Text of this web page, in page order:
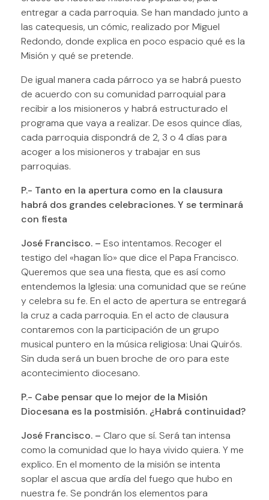
entregar a cada parroquia. Se han mandado junto a
las catequesis, un cómic, realizado por Miguel
Redondo, donde explica en poco espacio qué es la
Misión y qué se pretende.
De igual manera cada párroco ya se habrá puesto
de acuerdo con su comunidad parroquial para
recibir a los misioneros y habrá estructurado el
programa que vaya a realizar. De esos quince días,
cada parroquia dispondrá de 2, 3 o 4 días para
acoger a los misioneros y trabajar en sus
parroquias.
P.- Tanto en la apertura como en la clausura
habrá dos grandes celebraciones. Y se terminará
con fiesta
José Francisco. – Eso intentamos. Recoger el
testigo del «hagan lío» que dice el Papa Francisco.
Queremos que sea una fiesta, que es así como
entendemos la Iglesia: una comunidad que se reúne
y celebra su fe. En el acto de apertura se entregará
la cruz a cada parroquia. En el acto de clausura
contaremos con la participación de un grupo
musical puntero en la música religiosa: Unai Quirós.
Sin duda será un buen broche de oro para este
acontecimiento diocesano.
P.- Cabe pensar que lo mejor de la Misión
Diocesana es la postmisión. ¿Habrá continuidad?
José Francisco. – Claro que sí. Será tan intensa
como la comunidad que lo haya vivido quiera. Y me
explico. En el momento de la misión se intenta
soplar el ascua que ardía del fuego que hubo en
nuestra fe. Se pondrán los elementos para